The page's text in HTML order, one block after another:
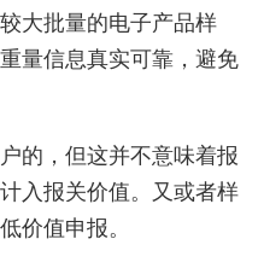
大批量的电子产品样
量信息真实可靠，避免
的，但这并不意味着报
入报关价值。又或者样
价值申报。